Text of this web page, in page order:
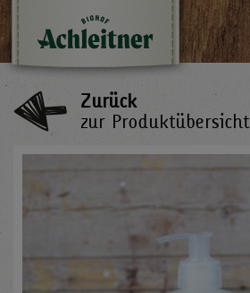
Zurück
zur Produktübersicht